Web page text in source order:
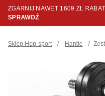
ZGARNIJ NAWET 1609 ZŁ
SPRAWDŹ
Sklep Hop-sport / Hantle /